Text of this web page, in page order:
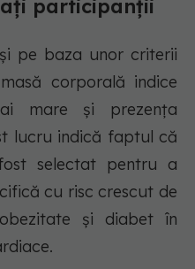
participanții
pe baza unor criterii
corporală indice
mare și prezența
lucru indică faptul că
selectat pentru a
cu risc crescut de
și diabet în